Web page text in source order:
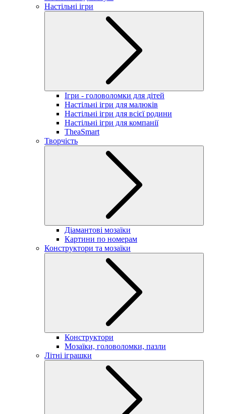
Настільні ігри
Ігри - головоломки для дітей
Настільні ігри для малюків
Настільні ігри для всієї родини
Настільні ігри для компанії
TheaSmart
Творчість
Діамантові мозаїки
Картини по номерам
Конструктори та мозаїки
Конструктори
Мозаїки, головоломки, пазли
Літні іграшки